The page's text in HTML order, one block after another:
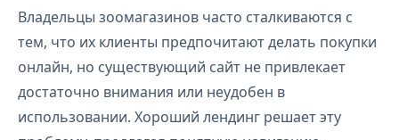
Владельцы зоомагазинов часто сталкиваются с
тем, что их клиенты предпочитают делать покупки
онлайн, но существующий сайт не привлекает
достаточно внимания или неудобен в
использовании. Хороший лендинг решает эту